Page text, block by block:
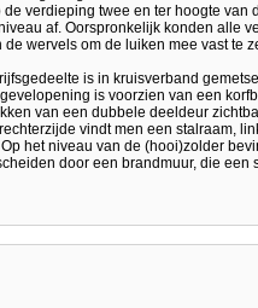
verdieping twee en ter hoogte van
af. Oorspronkelijk konden alle
wervels om de luiken mee vast te
is in kruisverband
is voorzien van een
van een dubbele deeldeur
vindt men een stalraam,
het niveau van de (hooi)zolder
door een brandmuur, die een